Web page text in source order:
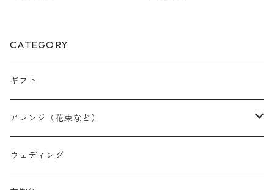
CATEGORY
ギフト
アレンジ（花束など）
スワッグ
ウェディング